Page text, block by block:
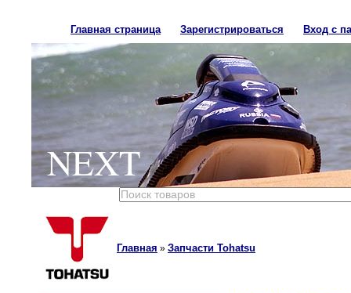
Главная страница Зарегистрироваться Вход с
NEXT
Главная » Запчасти Tohatsu